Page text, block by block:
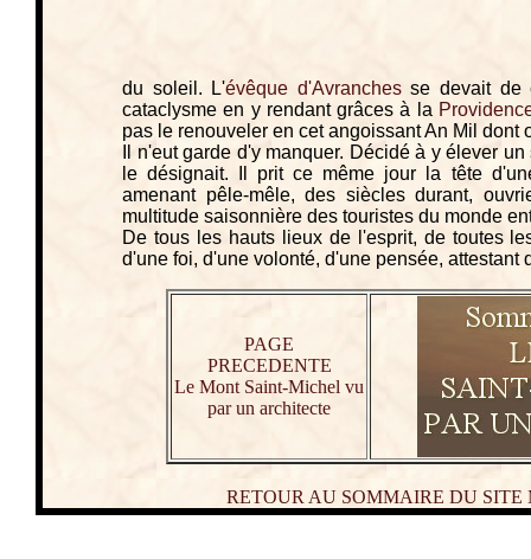
du soleil. L'évêque d'Avranchesse devait de
cataclysme en y rendant grâces à la
pas le renouveler en cet angoissant An Mil dont
Il n'eut garde d'y manquer. Décidé à y élever
le désignait. Il prit ce même jour la tête
amenant pêle-mêle, des siècles durant,
multitude saisonnière des touristes du monde
De tous les hauts lieux de l'esprit, de toutes
d'une foi, d'une volonté, d'une pensée,
PAGE
PRECEDENTE
Le Mont Saint-Michel vu
par un architecte
RETOUR AU SOMMAIRE DU